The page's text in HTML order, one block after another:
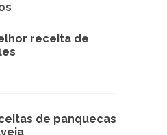
receita de
de panquecas